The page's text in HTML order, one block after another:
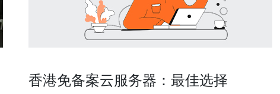
香港免备案云服务器：最佳选择